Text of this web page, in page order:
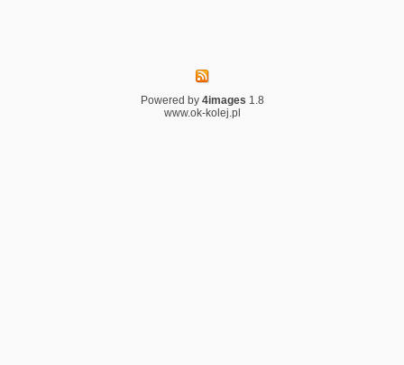
Powered by 4images 1.8
www.ok-kolej.pl